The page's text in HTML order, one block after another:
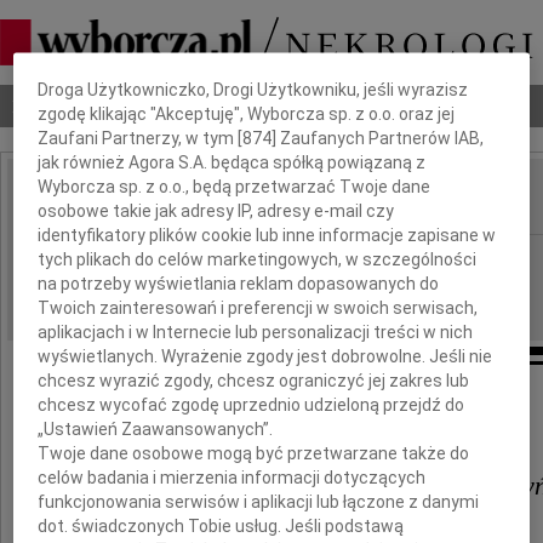
Nekrologi Odeszli Poradnik pogrzebowy
IMIĘ I NAZWISKO:
REGION: Katowice
DATA EMISJI: 14.03.2017
Pani
Magdalenie Niemirowskiej -
i jej Najbliższym
Dbamy o Twoją prywatność
Droga Użytkowniczko, Drogi Użytkowniku, jeśli wyrazisz
zgodę klikając "Akceptuję", Wyborcza sp. z o.o. oraz jej
Zaufani Partnerzy, w tym [874 ] Zaufanych Partnerów IAB,
jak również Agora S.A. będąca spółką powiązaną z
Wyborcza sp. z o.o., będą przetwarzać Twoje dane
osobowe takie jak adresy IP, adresy e-mail czy
identyfikatory plików cookie lub inne informacje zapisane w
tych plikach do celów marketingowych, w szczególności
na potrzeby wyświetlania reklam dopasowanych do
Twoich zainteresowań i preferencji w swoich serwisach,
aplikacjach i w Internecie lub personalizacji treści w nich
wyświetlanych. Wyrażenie zgody jest dobrowolne. Jeśli nie
chcesz wyrazić zgody, chcesz ograniczyć jej zakres lub
chcesz wycofać zgodę uprzednio udzieloną przejdź do
„Ustawień Zaawansowanych”.
Twoje dane osobowe mogą być przetwarzane także do
celów badania i mierzenia informacji dotyczących
funkcjonowania serwisów i aplikacji lub łączone z danymi
dot. świadczonych Tobie usług. Jeśli podstawą